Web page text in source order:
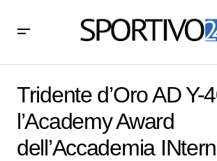
dell’Accademia INternazionale di scienze
subacquee premia l’Arch. Emanuele
Tridente d’Oro AD Y-
l’Academy Award
dell’Accademia